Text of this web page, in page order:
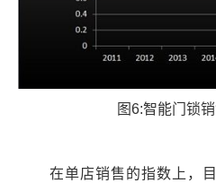
图6:智能门锁
在单店销售的指数上，目